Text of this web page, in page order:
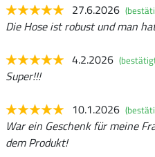
27.6.2026
Die Hose ist robust und man
4.2.2026
Super!!!
10.1.2026
War ein Geschenk für meine
dem Produkt!